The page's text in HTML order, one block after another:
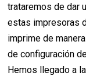
trataremos de dar
estas impresoras
imprime de
de configuración
Hemos llegado a